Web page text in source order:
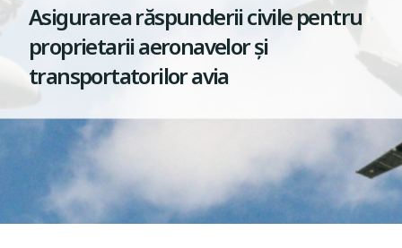
Asigurarea răspunderii civile pentru
proprietarii aeronavelor și
transportatorilor avia